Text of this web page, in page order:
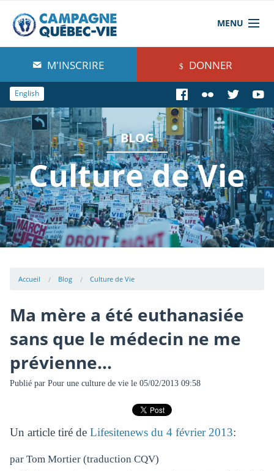
MENU
À propos de nous
Blog
Comprendre
Agir
Boutique
M'INSCRIRE DONNER
English
BLOG
Culture de Vie
Accueil Blog Culture de Vie
Ma mère a été euthanasiée
sans que le médecin ne me
prévienne...
Publié par Pour une culture de viele 05/02/2013 09:58
Un article tiré de Lifesitenews du 4 février 2013:
par Tom Mortier (traduction CQV)